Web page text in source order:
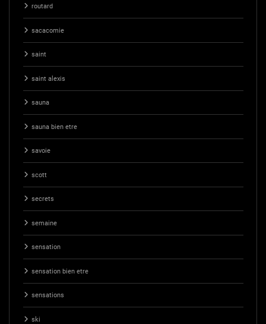
routard
sacacomie
saint
saint alexis
sauna
sauna bien etre
savoie
scott
secrets
semaine
sensation
sensation bien etre
sensations
ski